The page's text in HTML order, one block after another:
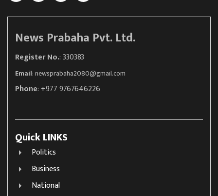
News Prabaha Pvt. Ltd.
Register No.: 330383
Email:newsprabaha2080@gmail.com
Phone: +977 9767646226
Quick LINKS
Politics
Business
National